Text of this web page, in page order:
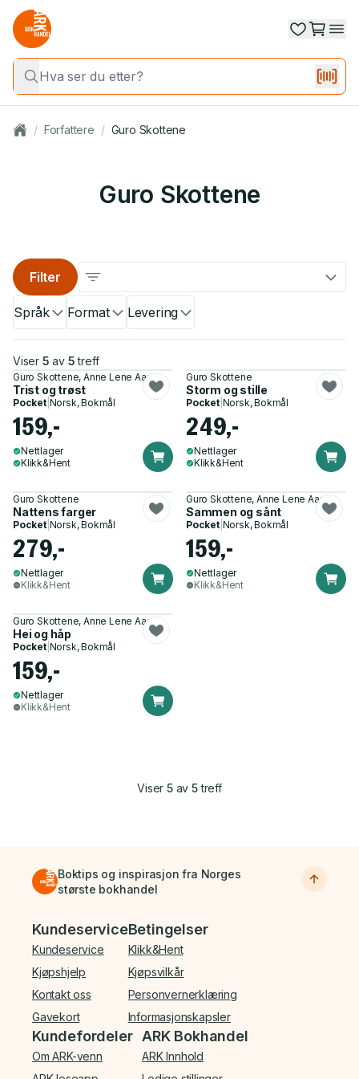
/ Forfattere / Guro Skottene
Guro Skottene
Språk Format Levering
Filter
Viser 5 av 5 treff
Guro Skottene, Anne Lene Aase
Trist og trøst
Pocket| Norsk, Bokmål
159,-
Nettlager
Klikk&Hent
Guro Skottene
Storm og stille
Pocket| Norsk, Bokmål
249,-
Nettlager
Klikk&Hent
Guro Skottene
Nattens farger
Pocket| Norsk, Bokmål
279,-
Nettlager
Klikk&Hent
Guro Skottene, Anne Lene Aase
Sammen og sånt
Pocket| Norsk, Bokmål
159,-
Nettlager
Klikk&Hent
Guro Skottene, Anne Lene Aase
Hei og håp
Pocket| Norsk, Bokmål
159,-
Nettlager
Klikk&Hent
Viser5av 5treff
Boktips og inspirasjon fra Norges
største bokhandel
Bunnmeny
Kundeservice
Kundeservice
Kjøpshjelp
Kontakt oss
Gavekort
Betingelser
Klikk&Hent
Kjøpsvilkår
Personvernerklæring
Informasjonskapsler
Kundefordeler
Om ARK-venn
ARK Bokhandel
ARK Innhold